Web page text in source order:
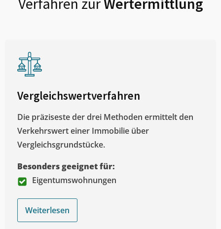
Vergleichswertverfahren
Die präziseste der drei Methoden ermittelt den
Verkehrswert einer Immobilie über
Vergleichsgrundstücke.
Besonders geeignet für:
Eigentumswohnungen
Weiterlesen